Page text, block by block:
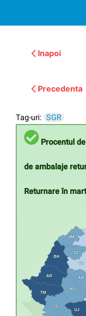
Inapoi
Precedenta
Tag-uri: SGR
Procentul
de ambalaje
Returnare în
AR
BH
CS
TM
SJ
SM
CJ
HD
AB
GJ